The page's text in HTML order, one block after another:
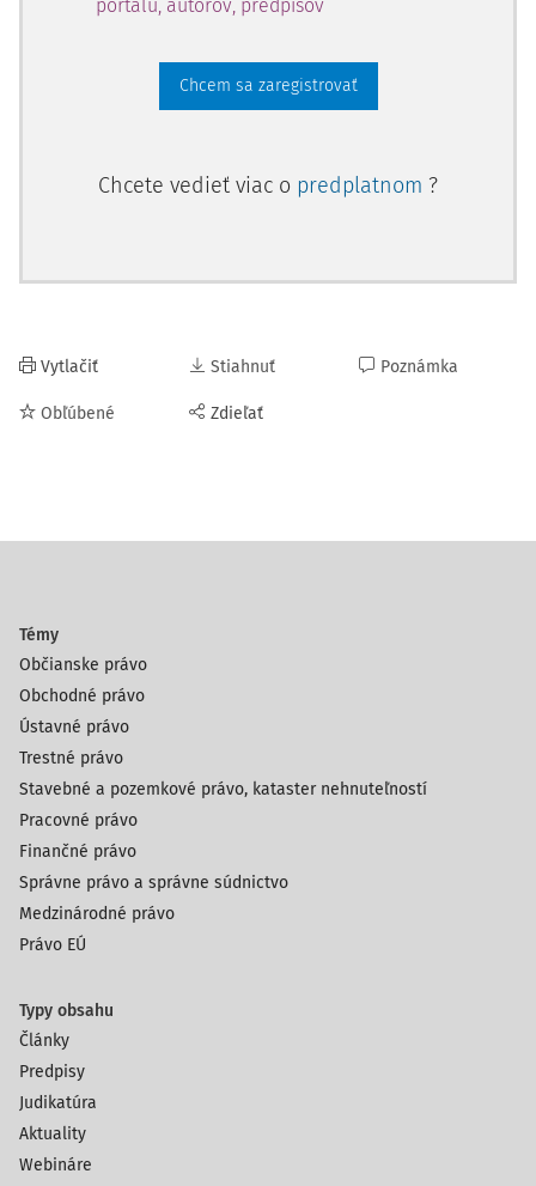
portálu, autorov, predpisov
Chcem sa zaregistrovať
Chcete vedieť viac o predplatnom ?
Vytlačiť
Obľúbené
Stiahnuť
Zdieľať
Poznámka
Témy
Občianske právo
Obchodné právo
Ústavné právo
Trestné právo
Stavebné a pozemkové právo, kataster nehnuteľností
Pracovné právo
Finančné právo
Správne právo a správne súdnictvo
Medzinárodné právo
Právo EÚ
Typy obsahu
Články
Predpisy
Judikatúra
Aktuality
Webináre